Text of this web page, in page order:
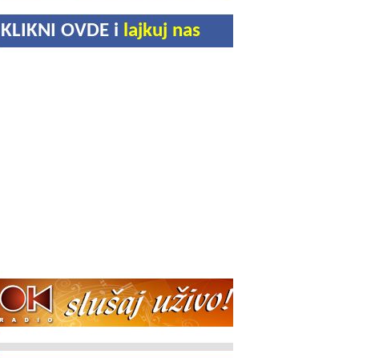
Grčke posetili manastir Svetog
Stefana u Gornjem Žapskom
kod Vranja (FOTO)
KLIKNI OVDE i lajkuj nas